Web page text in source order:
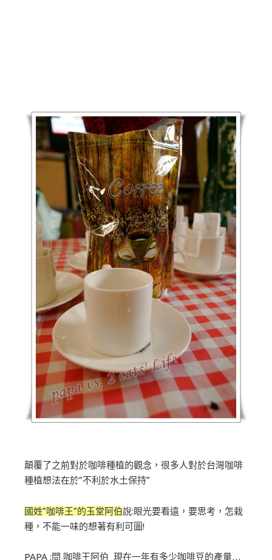
顛覆了之前對於咖啡種植的觀念，很多人對於台灣咖啡
種植想法在於”不利於水土保持”
國姓”咖啡王”的玉堂阿伯說:眼光要看遠，要思考，怎栽
種，不能一味的想著有利可圖!
PAPA :問 咖啡王阿伯 現在一年有多少咖啡豆的產量…